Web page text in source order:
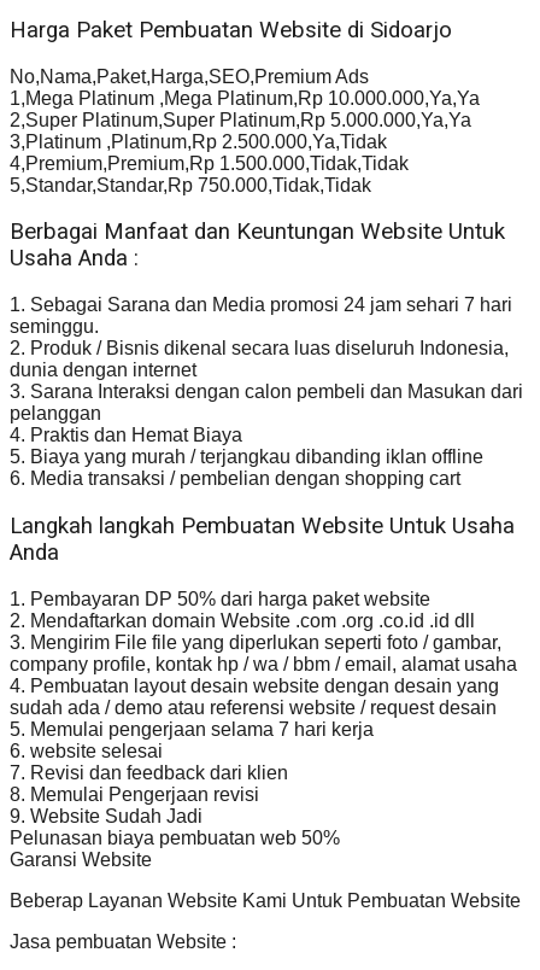
Harga Paket Pembuatan Website di Sidoarjo
No,Nama,Paket,Harga,SEO,Premium Ads
1,Mega Platinum ,Mega Platinum,Rp 10.000.000,Ya,Ya
2,Super Platinum,Super Platinum,Rp 5.000.000,Ya,Ya
3,Platinum ,Platinum,Rp 2.500.000,Ya,Tidak
4,Premium,Premium,Rp 1.500.000,Tidak,Tidak
5,Standar,Standar,Rp 750.000,Tidak,Tidak
Berbagai Manfaat dan Keuntungan Website Untuk
Usaha Anda :
1. Sebagai Sarana dan Media promosi 24 jam sehari 7 hari
seminggu.
2. Produk / Bisnis dikenal secara luas diseluruh Indonesia,
dunia dengan internet
3. Sarana Interaksi dengan calon pembeli dan Masukan dari
pelanggan
4. Praktis dan Hemat Biaya
5. Biaya yang murah / terjangkau dibanding iklan offline
6. Media transaksi / pembelian dengan shopping cart
Langkah langkah Pembuatan Website Untuk Usaha
Anda
1. Pembayaran DP 50% dari harga paket website
2. Mendaftarkan domain Website .com .org .co.id .id dll
3. Mengirim File file yang diperlukan seperti foto / gambar,
company profile, kontak hp / wa / bbm / email, alamat usaha
4. Pembuatan layout desain website dengan desain yang
sudah ada / demo atau referensi website / request desain
5. Memulai pengerjaan selama 7 hari kerja
6. website selesai
7. Revisi dan feedback dari klien
8. Memulai Pengerjaan revisi
9. Website Sudah Jadi
Pelunasan biaya pembuatan web 50%
Garansi Website
Beberap Layanan Website Kami Untuk Pembuatan Website
Jasa pembuatan Website :